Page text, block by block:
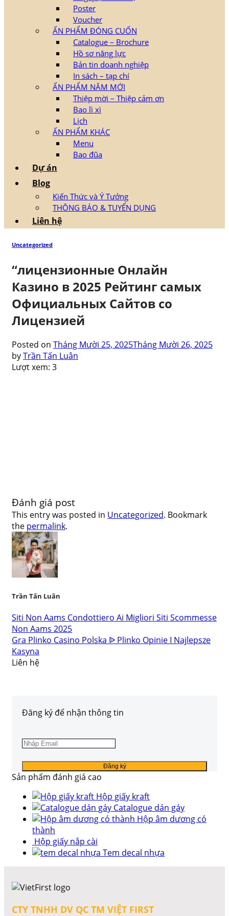
Poster
Voucher
ẤN PHẨM ĐÓNG CUỐN
Catalogue – Brochure
Hồ sơ năng lực
Bản tin doanh nghiệp
In sách – tạp chí
ẤN PHẨM NĂM MỚI
Thiệp mời – Thiệp cảm ơn
Bao lì xì
Lịch
ẤN PHẨM KHÁC
Menu
Bao đũa
Dự án
Blog
Kiến Thức và Ý Tưởng
THÔNG BÁO & TUYỂN DỤNG
Liên hệ
Uncategorized
“лицензионные Онлайн
Казино в 2025 Рейтинг самых
Официальных Сайтов со
Лицензией
Posted on Tháng Mười 25, 2025Tháng Mười 26, 2025
byTrần Tấn Luân
Lượt xem: 3
Đánh giá post
This entry was posted in Uncategorized. Bookmark
the permalink.
Trần Tấn Luân
Siti Non Aams Condottiero Ai Migliori Siti Scommesse
Non Aams 2025
Gra Plinko Casino Polska ᐉ Plinko Opinie I Najlepsze
Kasyna
Liên hệ
Đăng ký để nhận thông tin
Sản phẩm đánh giá cao
Hộp giấy kraft
Catalogue dán gáy
Hộp âm dương có
thành
Hộp giấy nắp cài
Tem decal nhựa
CTY TNHH DV QC TM VIỆT FIRST